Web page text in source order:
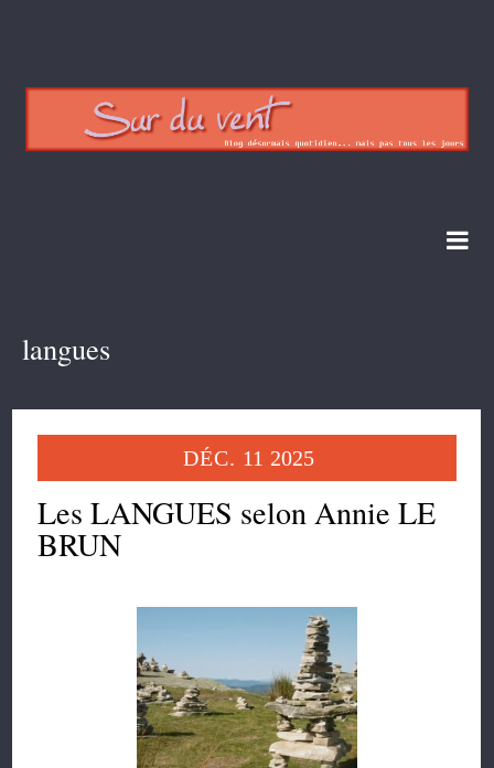
langues
DÉC. 11 2025
Les LANGUES selon Annie LE
BRUN